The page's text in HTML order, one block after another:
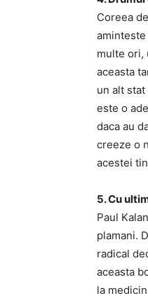
Coreea
multe ori,
aceasta
un alt
este o
daca au
creeze o
acestei
5. Cu
Paul
plamani.
radical
aceasta
la